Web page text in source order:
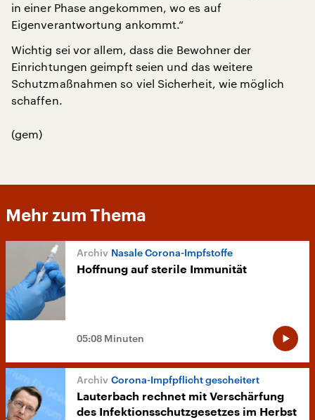
in einer Phase angekommen, wo es auf
Eigenverantwortung ankommt.“
Wichtig sei vor allem, dass die Bewohner der
Einrichtungen geimpft seien und das weitere
Schutzmaßnahmen so viel Sicherheit, wie möglich
schaffen.
(gem)
Mehr zum Thema
Nasale Corona-Impfstoffe
Hoffnung auf sterile Immunität
05:08 Minuten
Corona-Impfpflicht gescheitert
Lauterbach rechnet mit Verschärfung
des Infektionsschutzgesetzes im Herbst